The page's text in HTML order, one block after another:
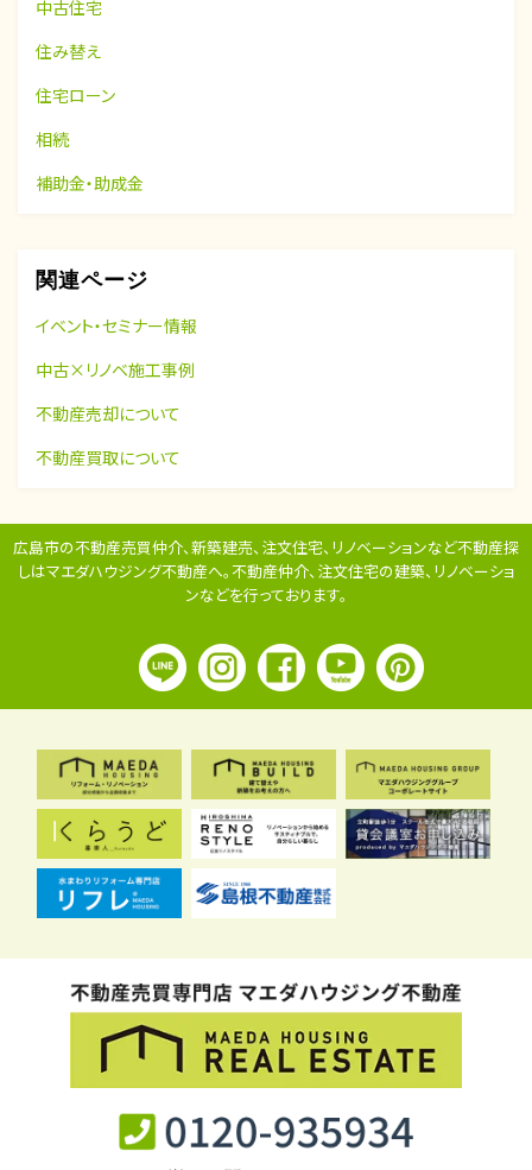
中古住宅
住み替え
住宅ローン
相続
補助金・助成金
関連ページ
イベント・セミナー情報
中古×リノベ施工事例
不動産売却について
不動産買取について
広島市の不動産売買仲介、新築建売、注文住宅、リノベーションなど不動産探
しはマエダハウジング不動産へ。不動産仲介、注文住宅の建築、リノベーショ
ンなどを行っております。